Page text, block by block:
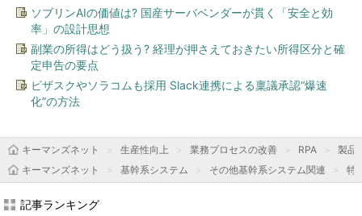
ソブリンAIの価値は? 国産サーバベンダーが貫く「安全と効
率」の設計思想
副業の所得はどう扱う? 経理が押さえておきたい所得区分と確
定申告の要点
ビザスクやソラコムも採用 Slack連携による稟議承認“爆速
化”の方法
キーマンズネット 生産性向上 業務プロセスの改善 RPA
製品
キーマンズネット
基幹系システム その他基幹系システム関連 特
記事ランキング